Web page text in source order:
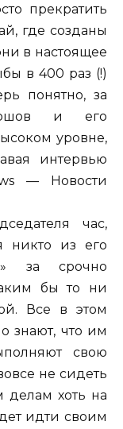
прекратить
где созданы
в настоящее
в 400 раз (!)
понятно, за
и его
уровне,
интервью
— Новости
час,
никто из его
за срочно
бы то ни
Все в этом
знают, что им
свою
не сидеть
делам хоть на
идти своим